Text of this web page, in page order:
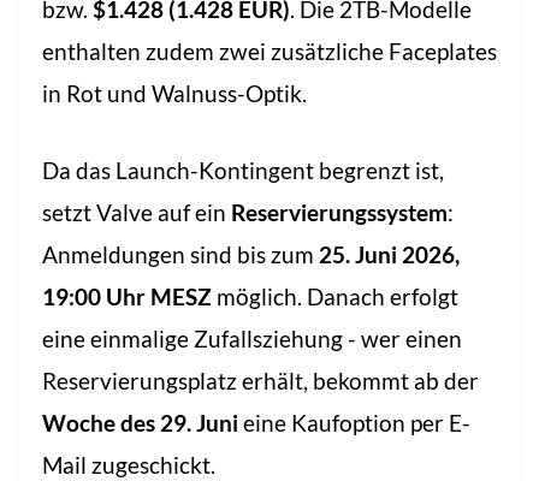
bzw. $1.428 (1.428 EUR). Die 2TB-Modelle
enthalten zudem zwei zusätzliche Faceplates
in Rot und Walnuss-Optik.
Da das Launch-Kontingent begrenzt ist,
setzt Valve auf ein Reservierungssystem:
Anmeldungen sind bis zum 25. Juni 2026,
19:00 Uhr MESZ möglich. Danach erfolgt
eine einmalige Zufallsziehung - wer einen
Reservierungsplatz erhält, bekommt ab der
Woche des 29. Juni eine Kaufoption per E-
Mail zugeschickt.